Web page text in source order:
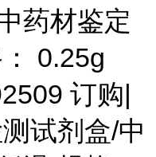
药材鉴定
0.25g
订购|
试剂盒/中